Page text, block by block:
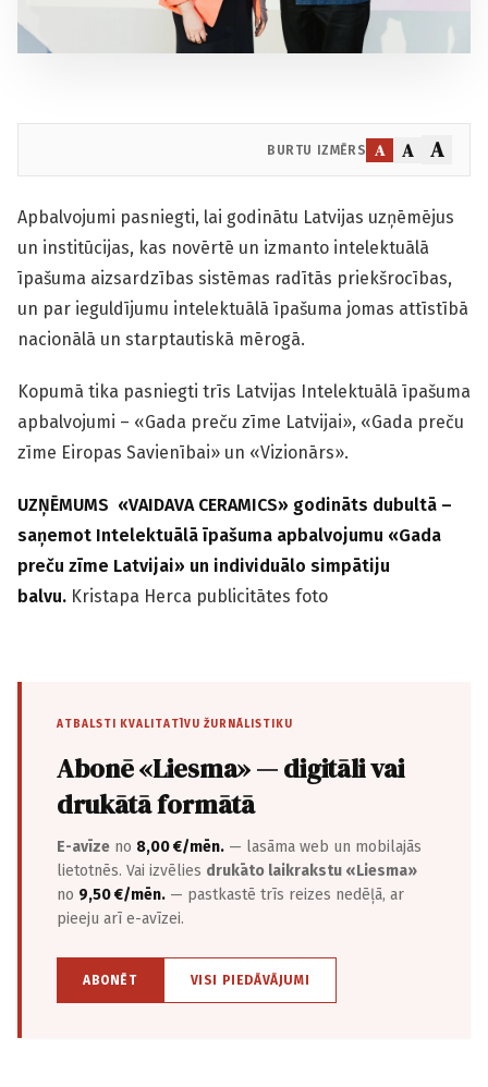
BURTU IZMĒRS A A A
Apbalvojumi pasniegti, lai godinātu Latvijas uzņēmējus
un institūcijas, kas novērtē un izmanto intelektuālā
īpašuma aizsardzības sistēmas radītās priekšrocības,
un par ieguldījumu intelektuālā īpašuma jomas attīstībā
nacionālā un starptautiskā mērogā.
Kopumā tika pasniegti trīs Latvijas Intelektuālā īpašuma
apbalvojumi – «Gada preču zīme Latvijai», «Gada preču
zīme Eiropas Savienībai» un «Vizionārs».
UZŅĒMUMS «VAIDAVA CERAMICS» godināts dubultā –
saņemot Intelektuālā īpašuma apbalvojumu «Gada
preču zīme Latvijai» un individuālo simpātiju
balvu. Kristapa Herca publicitātes foto
ATBALSTI KVALITATĪVU ŽURNĀLISTIKU
Abonē «Liesma» — digitāli vai
drukātā formātā
E-avīze no 8,00 €/mēn. — lasāma web un mobilajās
lietotnēs. Vai izvēlies drukāto laikrakstu «Liesma»
no 9,50 €/mēn. — pastkastē trīs reizes nedēļā, ar
pieeju arī e-avīzei.
ABONĒT VISI PIEDĀVĀJUMI